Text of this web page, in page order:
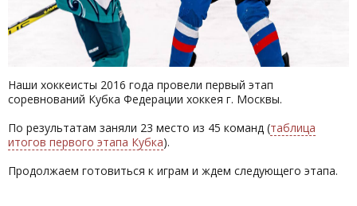
Наши хоккеисты 2016 года провели первый этап
соревнований Кубка Федерации хоккея г. Москвы.
По результатам заняли 23 место из 45 команд (таблица
итогов первого этапа Кубка).
Продолжаем готовиться к играм и ждем следующего этапа.